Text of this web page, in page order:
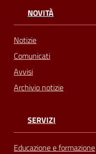
NOVITÀ
Notizie
Comunicati
Avvisi
Archivio notizie
SERVIZI
Educazione e formazione